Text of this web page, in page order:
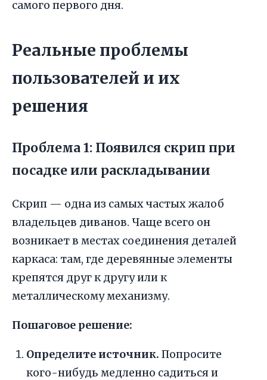
самого первого дня.
Реальные проблемы
пользователей и их
решения
Проблема 1: Появился скрип при
посадке или раскладывании
Скрип — одна из самых частых жалоб
владельцев диванов. Чаще всего он
возникает в местах соединения деталей
каркаса: там, где деревянные элементы
крепятся друг к другу или к
металлическому механизму.
Пошаговое решение:
Определите источник. Попросите
кого-нибудь медленно садиться и